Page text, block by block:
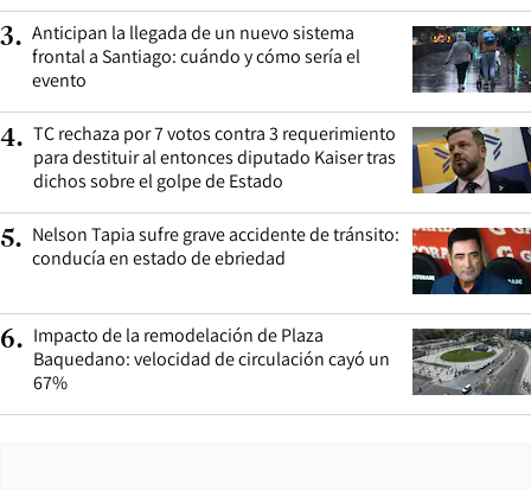
3. Anticipan la llegada de un nuevo sistema
frontal a Santiago: cuándo y cómo sería el
evento
4. TC rechaza por 7 votos contra 3 requerimiento
para destituir al entonces diputado Kaiser tras
dichos sobre el golpe de Estado
5. Nelson Tapia sufre grave accidente de tránsito:
conducía en estado de ebriedad
6. Impacto de la remodelación de Plaza
Baquedano: velocidad de circulación cayó un
67%